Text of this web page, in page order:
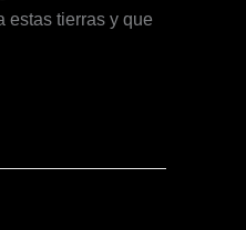
tierras y que